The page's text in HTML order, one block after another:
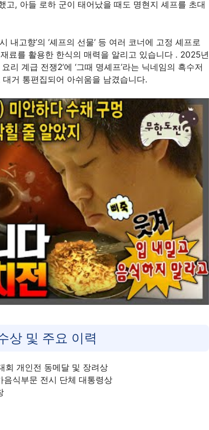
고, 아들 로하 군이 태어났을 때도 명현지 셰프를 초대
내고향’의 ‘셰프의 선물’ 등 여러 코너에 고정 셰프로
료를 활용한 한식의 매력을 알리고 있습니다 . 2025년
리 계급 전쟁2’에 ‘그때 명셰프’라는 닉네임의 흑수저
대거 통편집되어 아쉬움을 남겼습니다.
상 및 주요 이력
회 개인전 동메달 및 장려상
식부문 전시 단체 대통령상